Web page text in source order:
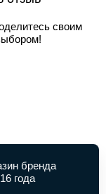
своим
бренда
года